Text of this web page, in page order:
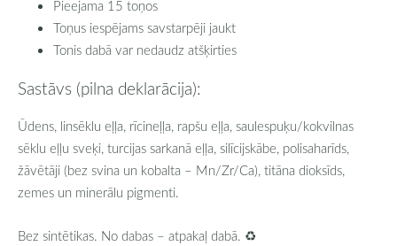
Pieejama 15 toņos
Toņus iespējams savstarpēji jaukt
Tonis dabā var nedaudz atšķirties
Sastāvs (pilna deklarācija):
Ūdens, linsēklu eļļa, rīcineļļa, rapšu eļļa, saulespuķu/kokvilnas
sēklu eļļu sveķi, turcijas sarkanā eļļa, silīcijskābe, polisaharīds,
žāvētāji (bez svina un kobalta – Mn/Zr/Ca), titāna dioksīds,
zemes un minerālu pigmenti.
Bez sintētikas. No dabas – atpakaļ dabā. ♻️